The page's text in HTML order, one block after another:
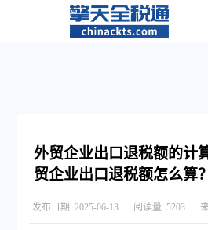
外贸企业出口退税额的计
贸企业出口退税额怎么算？
发布日期: 2025-06-13 阅读量: 5203